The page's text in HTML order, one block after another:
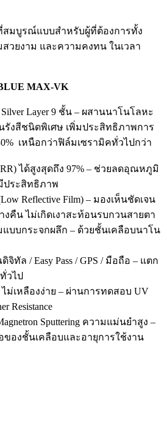
สมบูรณ์แบบสำหรับผู้ที่ต้องการทั้ง
วยงาม และความคงทน ในเวลา
MAX-VK
Layer 9 ชั้น – ผสานนาโนโลหะ
รังสีชนิดพิเศษ เพิ่มประสิทธิภาพการ
เหนือกว่าฟิล์มเซรามิคทั่วไปกว่า
ได้สูงสุดถึง 97% – ช่วยลดอุณหภูมิ
ประสิทธิภาพ
Reflective Film) – มองเห็นชัดเจน
คืน ไม่เกิดเงาสะท้อนรบกวนสายตา
แบบกระจกผลึก – ด้วยชั้นเคลือบนาโน
ล / Easy Pass / GPS / มือถือ – แตก
วไป
ม่เหลืองง่าย – ผ่านการทดสอบ UV
Resistance
Sputtering ความแม่นยำสูง –
ของชั้นเคลือบและอายุการใช้งาน